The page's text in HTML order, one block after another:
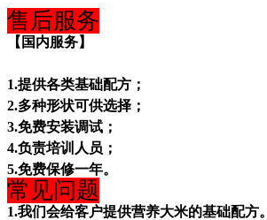
售后服务
【国内服务】
1.提供各类基础配方；
2.多种形状可供选择；
3.免费安装调试；
4.负责培训人员；
5.免费保修一年。
常见问题
1.我们会给客户提供营养大米的基础配方。